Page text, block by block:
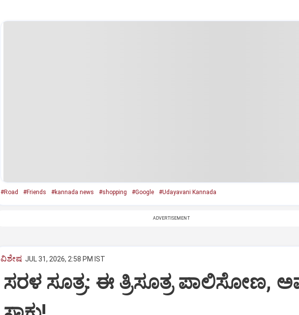
#Road #Friends #kannada news #shopping #Google #Udayavani Kannada
ADVERTISEMENT
ವಿಶೇಷ JUL 31, 2026, 2:58 PM IST
ಸರಳ ಸೂತ್ರ: ಈ ತ್ರಿಸೂತ್ರ ಪಾಲಿಸೋಣ,